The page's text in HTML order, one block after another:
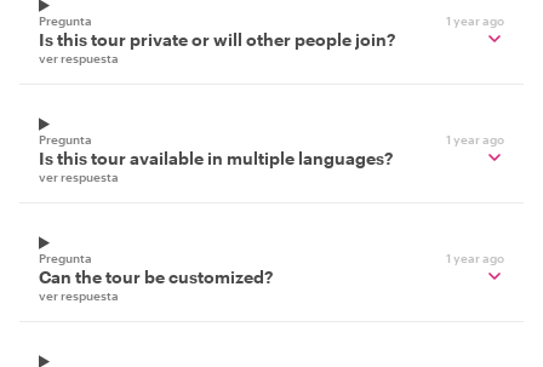
Pregunta 1 year ago
Is this tour private or will other people join?
ver respuesta
Pregunta 1 year ago
Is this tour available in multiple languages?
ver respuesta
Pregunta 1 year ago
Can the tour be customized?
ver respuesta